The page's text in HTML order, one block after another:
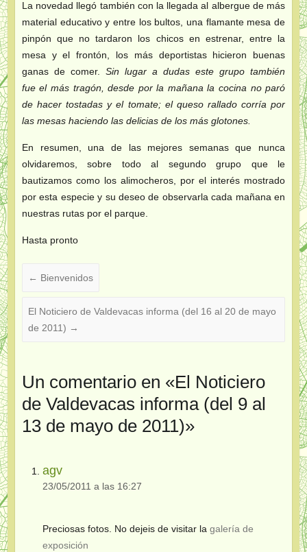
La novedad llegó también con la llegada al albergue de más
material educativo y entre los bultos, una flamante mesa de
pinpón que no tardaron los chicos en estrenar, entre la
mesa y el frontón, los más deportistas hicieron buenas
ganas de comer. Sin lugar a dudas este grupo también
fue el más tragón, desde por la mañana la cocina no paró
de hacer tostadas y el tomate; el queso rallado corría por
las mesas haciendo las delicias de los más glotones.
En resumen, una de las mejores semanas que nunca
olvidaremos, sobre todo al segundo grupo que le
bautizamos como los alimocheros, por el interés mostrado
por esta especie y su deseo de observarla cada mañana en
nuestras rutas por el parque.
Hasta pronto
← Bienvenidos
El Noticiero de Valdevacas informa (del 16 al 20 de mayo
de 2011) →
Un comentario en «El Noticiero
de Valdevacas informa (del 9 al
13 de mayo de 2011)»
agv
23/05/2011 a las 16:27
Preciosas fotos. No dejeis de visitar la galería de
exposición